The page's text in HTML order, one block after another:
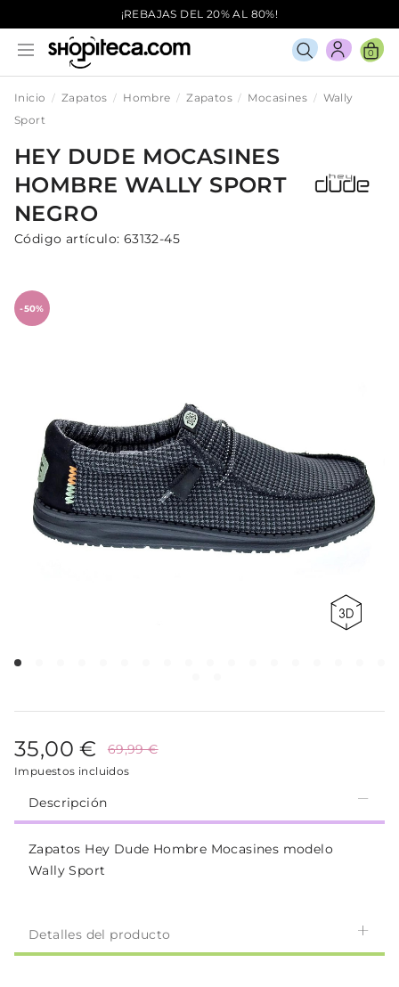
¡REBAJAS DEL 20% AL 80%!
0
Inicio Zapatos Hombre Zapatos Mocasines
Wally
Sport
HEY DUDE MOCASINES
HOMBRE WALLY SPORT
NEGRO
Código artículo: 63132-45
-50%
35,00 € 69,99 €
Impuestos incluidos
Descripción
Zapatos Hey Dude Hombre Mocasines modelo
Wally Sport
Detalles del producto